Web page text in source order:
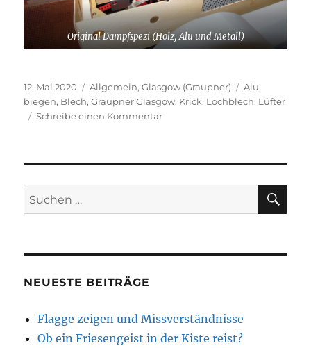
Original Dampfspezi (Holz, Alu und Metall)
Veröffentlicht
am
12. Mai 2020 Kategorien
Allgemein,Glasgow (Graupner) Schlagwörter
Alu,
biegen, Blech,Graupner Glasgow, Krick, Lochblech, Lüfter
Schreibe einen Kommentarzu
es
Suchen
nach:
NEUESTE BEITRÄGE
Flagge zeigen und Missverständnisse
Ob ein Friesengeist in der Kiste reist?